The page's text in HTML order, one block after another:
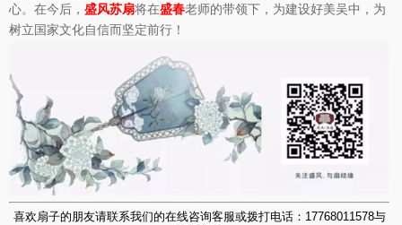
心。在今后， 盛风苏扇将在盛春老师的带领下，为建设好美吴中，为
树立国家文化自信而坚定前行！
喜欢扇子的朋友请联系我们的在线咨询客服或拨打电话：17768011578与